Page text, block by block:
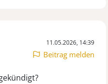
11.05.2026, 14:39
Beitrag melden